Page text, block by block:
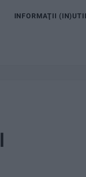
INFORMAŢII